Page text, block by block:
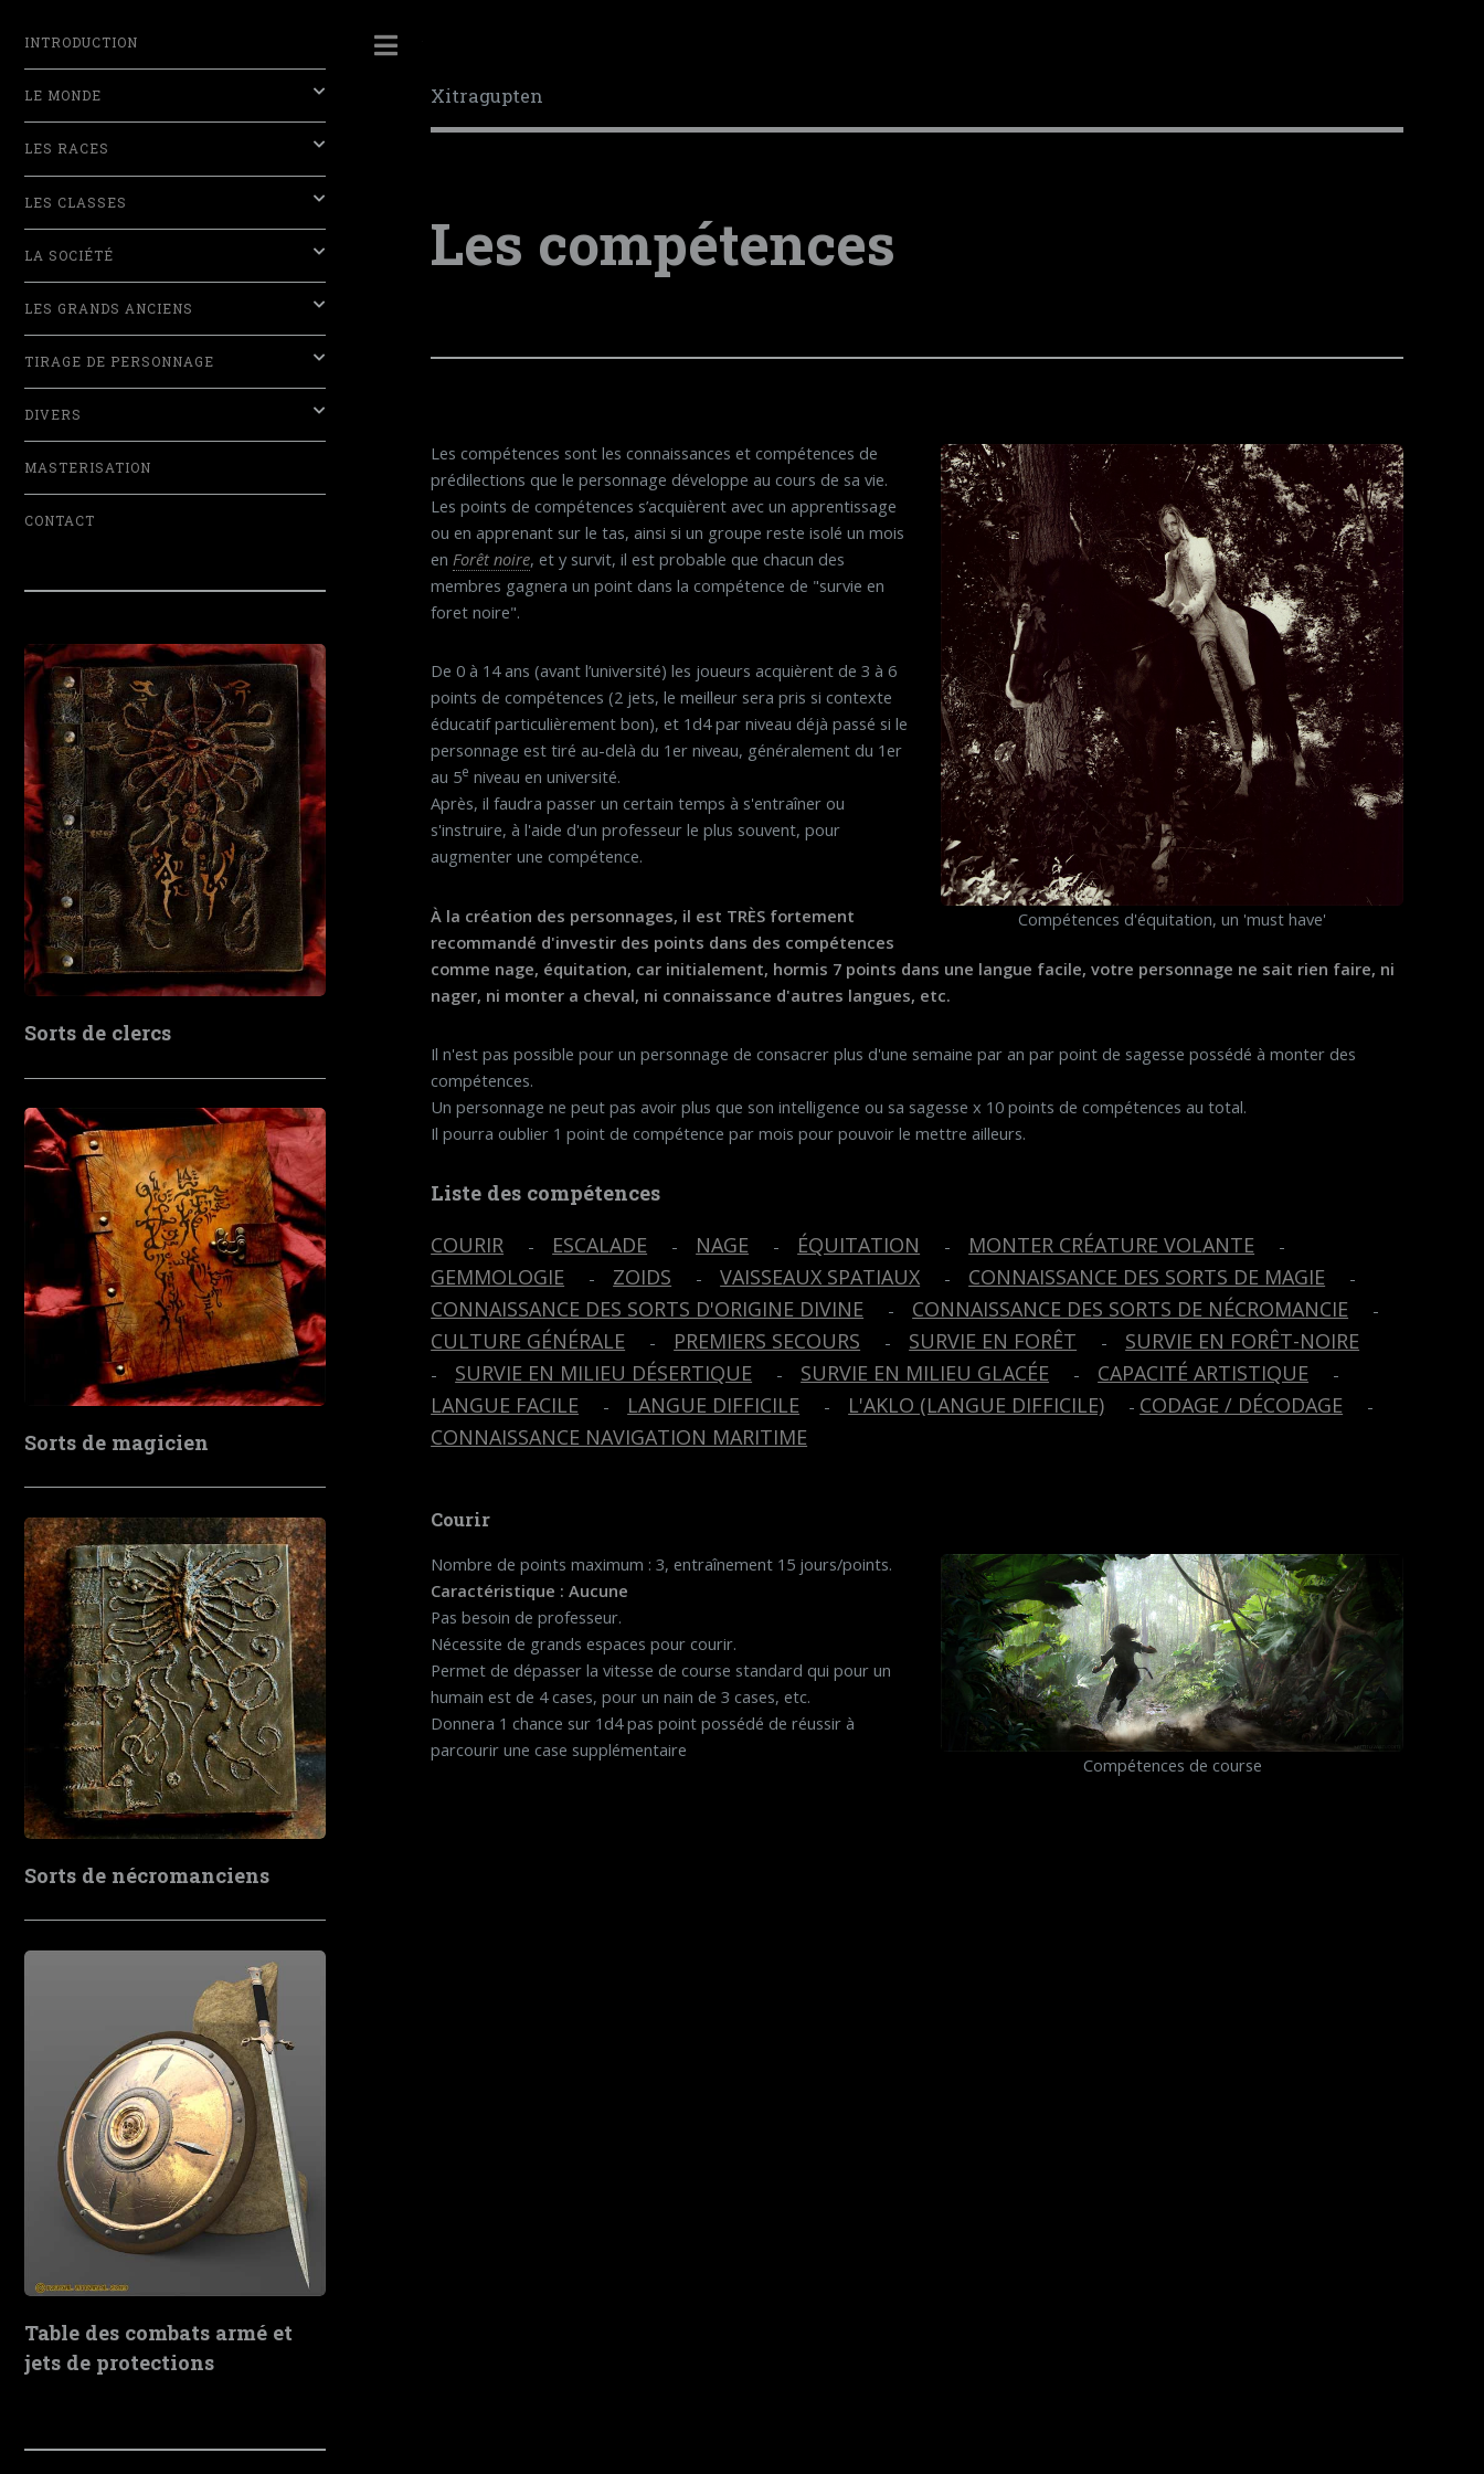
Xitragupten
Les compétences
Compétences d'équitation, un 'must have'
Les compétences sont les connaissances et compétences de
prédilections que le personnage développe au cours de sa vie.
Les points de compétences s’acquièrent avec un apprentissage
ou en apprenant sur le tas, ainsi si un groupe reste isolé un mois
en Forêt noire, et y survit, il est probable que chacun des
membres gagnera un point dans la compétence de "survie en
foret noire".
De 0 à 14 ans (avant l’université) les joueurs acquièrent de 3 à 6
points de compétences (2 jets, le meilleur sera pris si contexte
éducatif particulièrement bon), et 1d4 par niveau déjà passé si le
personnage est tiré au-delà du 1er niveau, généralement du 1er
au 5e niveau en université.
Après, il faudra passer un certain temps à s'entraîner ou
s'instruire, à l'aide d'un professeur le plus souvent, pour
augmenter une compétence.
À la création des personnages, il est TRÈS fortement
recommandé d'investir des points dans des compétences
comme nage, équitation, car initialement, hormis 7 points dans une langue facile, votre personnage ne sait rien faire, ni
nager, ni monter a cheval, ni connaissance d'autres langues, etc.
Il n'est pas possible pour un personnage de consacrer plus d'une semaine par an par point de sagesse possédé à monter des
compétences.
Un personnage ne peut pas avoir plus que son intelligence ou sa sagesse x 10 points de compétences au total.
Il pourra oublier 1 point de compétence par mois pour pouvoir le mettre ailleurs.
Liste des compétences
COURIR
- ESCALADE - NAGE - ÉQUITATION - MONTER CRÉATURE VOLANTE -
GEMMOLOGIE - ZOIDS -VAISSEAUX SPATIAUX - CONNAISSANCE DES SORTS DE MAGIE -
CONNAISSANCE DES SORTS D'ORIGINE DIVINE - CONNAISSANCE DES SORTS DE NÉCROMANCIE -
CULTURE GÉNÉRALE - PREMIERS SECOURS - SURVIE EN FORÊT - SURVIE EN FORÊT-NOIRE
- SURVIE EN MILIEU DÉSERTIQUE - SURVIE EN MILIEU GLACÉE - CAPACITÉ ARTISTIQUE -
LANGUE FACILE - LANGUE DIFFICILE - L'AKLO (LANGUE DIFFICILE) - CODAGE / DÉCODAGE -
CONNAISSANCE NAVIGATION MARITIME
Courir
Compétences de course
Nombre de points maximum : 3, entraînement 15 jours/points.
Caractéristique : Aucune
Pas besoin de professeur.
Nécessite de grands espaces pour courir.
Permet de dépasser la vitesse de course standard qui pour un
humain est de 4 cases, pour un nain de 3 cases, etc.
Donnera 1 chance sur 1d4 pas point possédé de réussir à
parcourir une case supplémentaire
INTRODUCTION
LE MONDE
LES RACES
LES CLASSES
LA SOCIÉTÉ
LES GRANDS ANCIENS
TIRAGE DE PERSONNAGE
DIVERS
MASTERISATION
CONTACT
Sorts de clercs
Sorts de magicien
Sorts de nécromanciens
Table des combats armé et
jets de protections